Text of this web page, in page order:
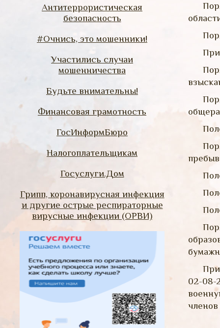
Антитеррористическая
безопасность
#Очнись, это мошенники!
Участились случаи
мошенничества
Будьте внимательны!
Финансовая грамотность
ГосИнформБюро
Налогоплательщикам
Госуслуги.Дом
Грипп, коронавирусная инфекция
и другие острые респираторные
вирусные инфекции (ОРВИ)
02-08-